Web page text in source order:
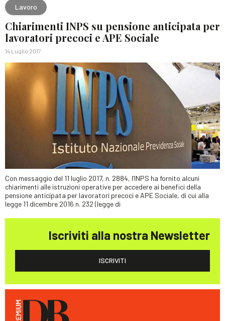
Lavoro
Chiarimenti INPS su pensione anticipata per
lavoratori precoci e APE Sociale
14 Luglio 2017
Con messaggio del 11 luglio 2017, n. 2884, l’INPS ha fornito alcuni
chiarimenti alle istruzioni operative per accedere ai benefici della
pensione anticipata per lavoratori precoci e APE Sociale, di cui alla
legge 11 dicembre 2016 n. 232 (legge di
Iscriviti alla nostra Newsletter
ISCRIVITI